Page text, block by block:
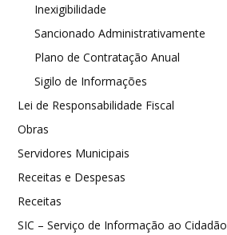
Inexigibilidade
Sancionado Administrativamente
Plano de Contratação Anual
Sigilo de Informações
Lei de Responsabilidade Fiscal
Obras
Servidores Municipais
Receitas e Despesas
Receitas
SIC – Serviço de Informação ao Cidadão